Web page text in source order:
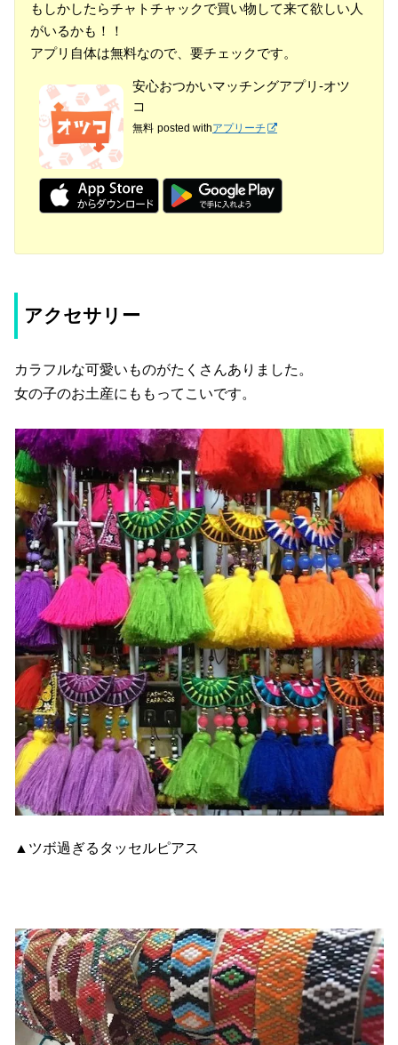
もしかしたらチャトチャックで買い物して来て欲しい人
がいるかも！！
アプリ自体は無料なので、要チェックです。
安心おつかいマッチングアプリ-オツ
コ
無料 posted withアプリーチ
アクセサリー
カラフルな可愛いものがたくさんありました。
女の子のお土産にももってこいです。
▲ツボ過ぎるタッセルピアス